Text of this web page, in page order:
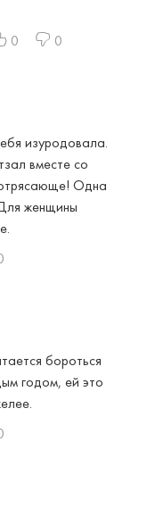
0 0
изуродовала.
вместе со
Одна
женщины
бороться
годом, ей это